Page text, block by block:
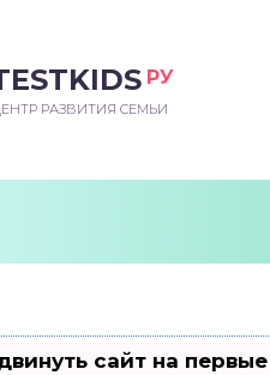
РУ
РАЗВИТИЯ СЕМЬИ
сайт на